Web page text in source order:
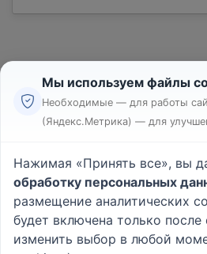
Реклама
Пользовательское
Политика
Вопрос - Ответ|
Мы используем файлы
Необходимые — для работы
(Яндекс.Метрика) — для
Нажимая «Принять все», вы
обработку персональных
размещение аналитических
будет включена только
изменить выбор в любой